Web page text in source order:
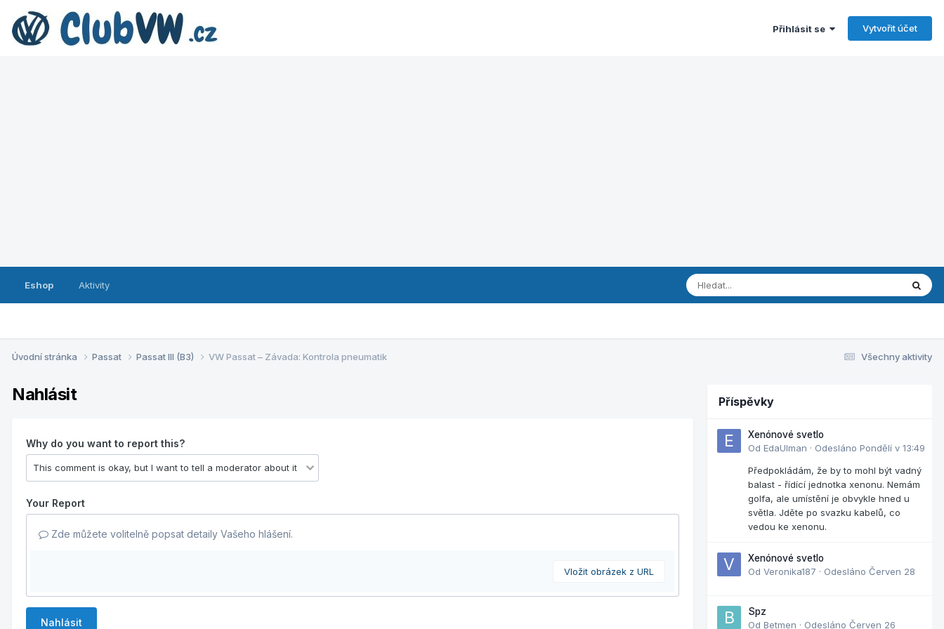
Přihlásit se Vytvořit účet
Eshop Aktivity
Všechny aktivity
Úvodní stránka Passat Passat III (B3) VW Passat – Závada: Kontrola pneumatik
Nahlásit
Why do you want to report this?
Your Report
Zde můžete volitelně popsat detaily Vašeho hlášení.
Vložit obrázek z URL
Nahlásit
Příspěvky
Xenónové svetlo
Od EdaUlman · Odesláno Pondělí v 13:49
Předpokládám, že by to mohl být vadný
balast - řídící jednotka xenonu. Nemám
golfa, ale umístění je obvykle hned u
světla. Jděte po svazku kabelů, co
vedou ke xenonu.
Xenónové svetlo
Od Veronika187 · Odesláno Červen 28
Spz
Od Betmen · Odesláno Červen 26